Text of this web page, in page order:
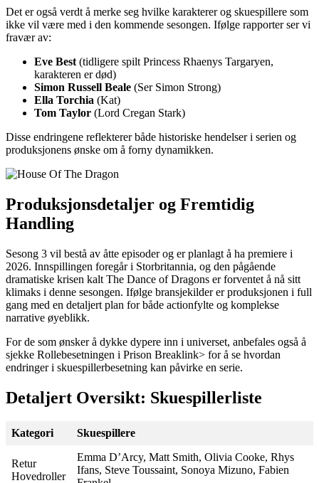
Det er også verdt å merke seg hvilke karakterer og skuespillere som
ikke vil være med i den kommende sesongen. Ifølge rapporter ser vi
fravær av:
Eve Best (tidligere spilt Princess Rhaenys Targaryen,
karakteren er død)
Simon Russell Beale (Ser Simon Strong)
Ella Torchia (Kat)
Tom Taylor (Lord Cregan Stark)
Disse endringene reflekterer både historiske hendelser i serien og
produksjonens ønske om å forny dynamikken.
Produksjonsdetaljer og Fremtidig
Handling
Sesong 3 vil bestå av åtte episoder og er planlagt å ha premiere i
2026. Innspillingen foregår i Storbritannia, og den pågående
dramatiske krisen kalt The Dance of Dragons er forventet å nå sitt
klimaks i denne sesongen. Ifølge bransjekilder er produksjonen i full
gang med en detaljert plan for både actionfylte og komplekse
narrative øyeblikk.
For de som ønsker å dykke dypere inn i universet, anbefales også å
sjekke Rollebesetningen i Prison Breaklink> for å se hvordan
endringer i skuespillerbesetning kan påvirke en serie.
Detaljert Oversikt: Skuespillerliste
Kategori Skuespillere
Retur
Hovedroller
Emma D’Arcy, Matt Smith, Olivia Cooke, Rhys
Ifans, Steve Toussaint, Sonoya Mizuno, Fabien